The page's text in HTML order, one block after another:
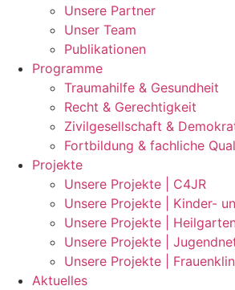
Unsere Partner
Unser Team
Publikationen
Programme
Traumahilfe & Gesundheit
Recht & Gerechtigkeit
Zivilgesellschaft &
Fortbildung & fachliche
Projekte
Unsere Projekte | C4JR
Unsere Projekte | Kinder-
Unsere Projekte |
Unsere Projekte |
Unsere Projekte |
Aktuelles